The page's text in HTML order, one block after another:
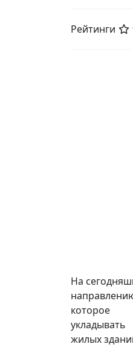
Рейтинги
На
жилых